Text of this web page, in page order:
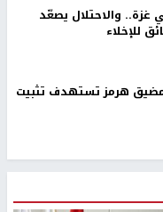
والاحتلال يصعّد
للإخلاء
مضيق هرمز تستهدف تثبيت